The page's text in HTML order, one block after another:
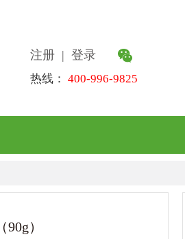
注册 | 登录
热线： 400-996-9825
）